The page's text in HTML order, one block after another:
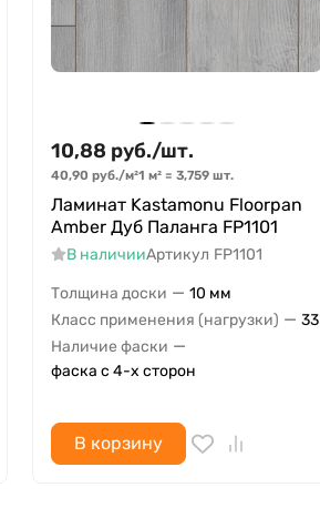
10,88 руб./шт.
40,90 руб./м²1 м² = 3,759 шт.
Ламинат Kastamonu Floorpan
Amber Дуб Паланга FP1101
В наличииАртикул FP1101
Толщина доски — 10 мм
Класс применения (нагрузки) — 33
Наличие фаски —
фаска с 4-х сторон
В корзину